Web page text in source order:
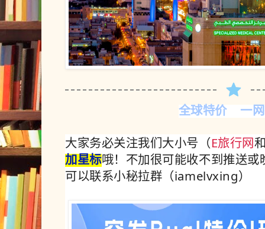
全球特价 一
大家务必关注我们大小号（E旅行网
加星标哦！不加很可能收不到推送或
可以联系小秘拉群（iamelvxing）